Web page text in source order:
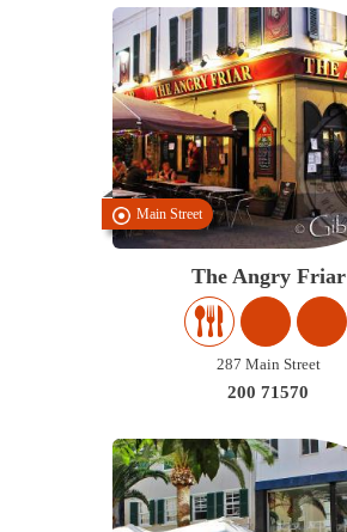
Main Street
The Angry Friar
287 Main Street
200 71570